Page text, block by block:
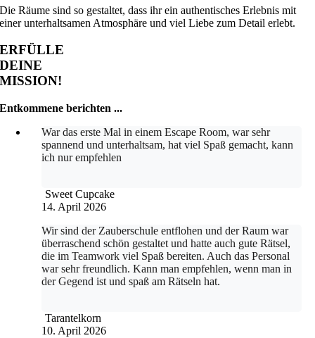
Die Räume sind so gestaltet, dass ihr ein authentisches Erlebnis mit
einer unterhaltsamen Atmosphäre und viel Liebe zum Detail erlebt.
ERFÜLLE
DEINE
MISSION!
Entkommene berichten ...
War das erste Mal in einem Escape Room, war sehr
spannend und unterhaltsam, hat viel Spaß gemacht, kann
ich nur empfehlen
Sweet Cupcake
14. April 2026
Wir sind der Zauberschule entflohen und der Raum war
überraschend schön gestaltet und hatte auch gute Rätsel,
die im Teamwork viel Spaß bereiten. Auch das Personal
war sehr freundlich. Kann man empfehlen, wenn man in
der Gegend ist und spaß am Rätseln hat.
Tarantelkorn
10. April 2026